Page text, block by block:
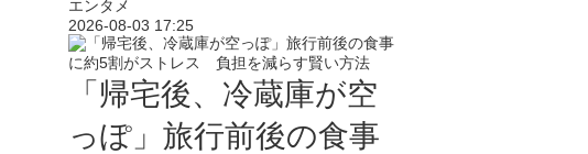
エンタメ
2026-08-03 17:25
「帰宅後、冷蔵庫が空
っぽ」旅行前後の食事